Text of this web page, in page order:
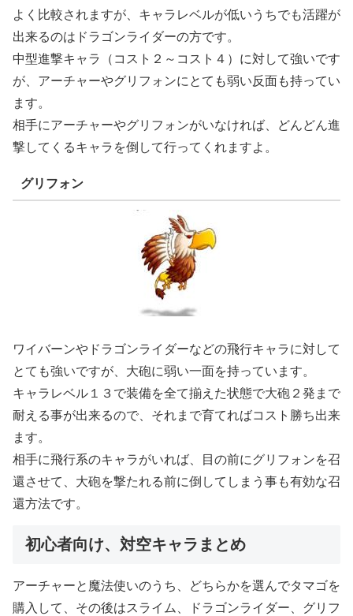
よく比較されますが、キャラレベルが低いうちでも活躍が
出来るのはドラゴンライダーの方です。
中型進撃キャラ（コスト２～コスト４）に対して強いです
が、アーチャーやグリフォンにとても弱い反面も持ってい
ます。
相手にアーチャーやグリフォンがいなければ、どんどん進
撃してくるキャラを倒して行ってくれますよ。
グリフォン
ワイバーンやドラゴンライダーなどの飛行キャラに対して
とても強いですが、大砲に弱い一面を持っています。
キャラレベル１３で装備を全て揃えた状態で大砲２発まで
耐える事が出来るので、それまで育てればコスト勝ち出来
ます。
相手に飛行系のキャラがいれば、目の前にグリフォンを召
還させて、大砲を撃たれる前に倒してしまう事も有効な召
還方法です。
初心者向け、対空キャラまとめ
アーチャーと魔法使いのうち、どちらかを選んでタマゴを
購入して、その後はスライム、ドラゴンライダー、グリフ